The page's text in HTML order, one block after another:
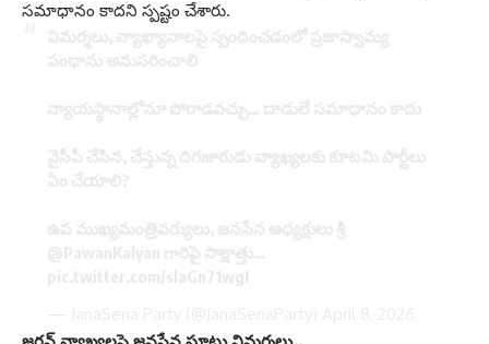
సమాధానం కాదని స్పష్టం చేశారు.